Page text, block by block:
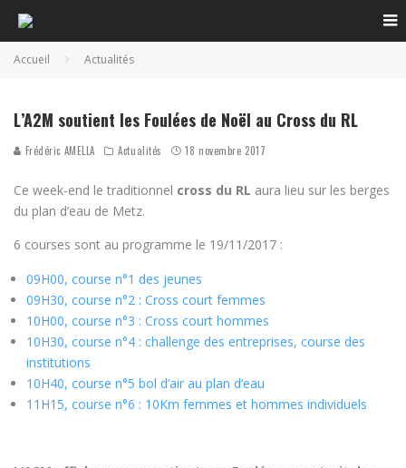
Accueil Actualités
L’A2M soutient les Foulées de Noël au Cross du RL
Frédéric AMELLA Actualités 18 novembre 2017
Ce week-end le traditionnel cross du RL aura lieu sur les berges
du plan d’eau de Metz.
6 courses sont au programme le 19/11/2017 :
09H00, course n°1 des jeunes
09H30, course n°2 : Cross court femmes
10H00, course n°3 : Cross court hommes
10H30, course n°4 : challenge des entreprises, course des
institutions
10H40, course n°5 bol d’air au plan d’eau
11H15, course n°6 : 10Km femmes et hommes individuels